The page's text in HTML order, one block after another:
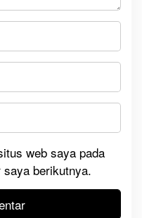
web saya pada
berikutnya.